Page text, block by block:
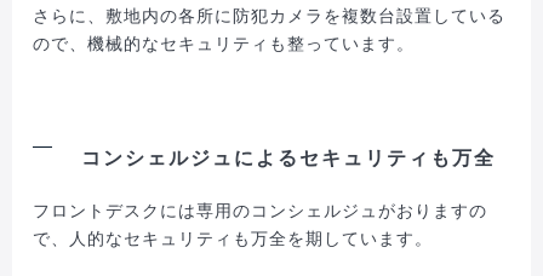
さらに、敷地内の各所に防犯カメラを複数台設置している
ので、機械的なセキュリティも整っています。
コンシェルジュによるセキュリティも万全
フロントデスクには専用のコンシェルジュがおりますの
で、人的なセキュリティも万全を期しています。